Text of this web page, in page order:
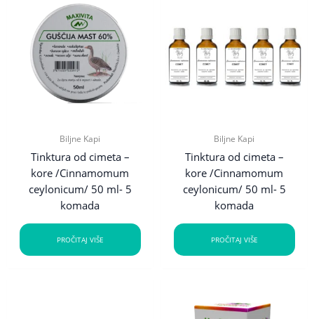
Biljne Kapi
Tinktura od cimeta –
kore /Cinnamomum
ceylonicum/ 50 ml- 5
komada
PROČITAJ VIŠE
Biljne Kapi
Tinktura od cimeta –
kore /Cinnamomum
ceylonicum/ 50 ml- 5
komada
PROČITAJ VIŠE